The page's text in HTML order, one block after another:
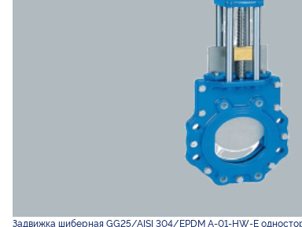
Задвижка шиберная GG25/AISI 304/EPDM A-01-HW-E